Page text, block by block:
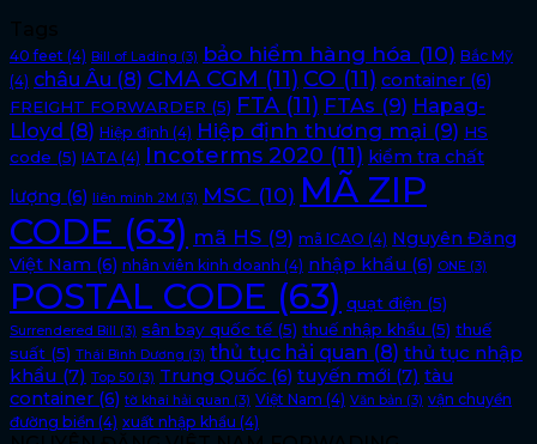
40 feet (4) Bill of Lading (3) bảo hiểm hàng hóa (10) Bắc Mỹ
(4) châu Âu (8) CMA CGM (11) CO (11) container (6)
FREIGHT FORWARDER (5) FTA (11) FTAs (9) Hapag-
Lloyd (8) Hiệp định (4) Hiệp định thương mại (9) HS
code (5) IATA (4) Incoterms 2020 (11) kiểm tra chất
lượng (6) liên minh 2M (3) MSC (10) MÃ ZIP
CODE (63) mã HS (9) mã ICAO (4) Nguyên Đăng
Việt Nam (6) nhân viên kinh doanh (4) nhập khẩu (6) ONE (3)
POSTAL CODE (63) quạt điện (5)
Surrendered Bill (3) sân bay quốc tế (5) thuế nhập khẩu (5) thuế
suất (5) Thái Bình Dương (3) thủ tục hải quan (8) thủ tục nhập
khẩu (7) Top 50 (3) Trung Quốc (6) tuyến mới (7) tàu
container (6) tờ khai hải quan (3) Việt Nam (4) Văn bản (3) vận chuyển
đường biển (4) xuất nhập khẩu (4)